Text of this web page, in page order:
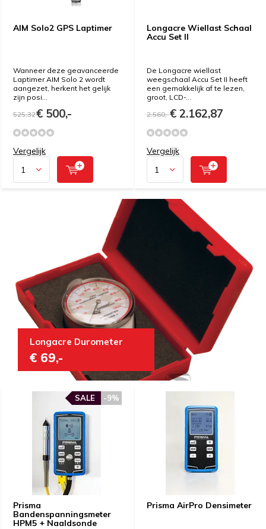
AIM Solo2 GPS Laptimer
Wanneer deze geavanceerde
Laptimer AIM Solo 2 wordt
aangezet, herkent het gelijk
zijn posi...
525,32€ 500,-
Vergelijk
Longacre Wiellast Schaal
Accu Set II
De Longacre wiellast
weegschaal Accu Set II heeft
een gemakkelijk af te lezen,
groot, LCD-...
2.560,-€ 2.162,87
Vergelijk
Longacre Durometer
€ 69,-
Prisma
Bandenspanningsmeter
HPM5 + Naaldsonde
-9%
SALE
Prisma AirPro Densimeter